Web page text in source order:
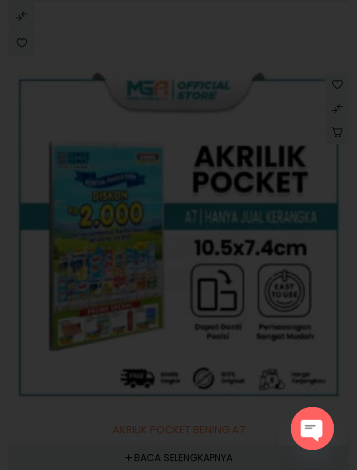
AKRILIK POCKET BENING A7
BACA SELENGKAPNYA